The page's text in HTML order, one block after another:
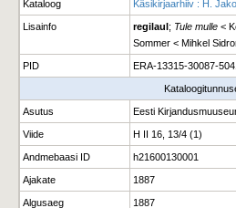
Kataloog Käsikirjaarhiiv : H.
Lisainfo regilaul; Tule mulle <
Sommer < Mihkel
PID ERA-13315-30087-
Asutus Eesti
Viide H II 16, 13/4 (1)
Andmebaasi ID h21600130001
Ajakate 1887
Algusaeg 1887